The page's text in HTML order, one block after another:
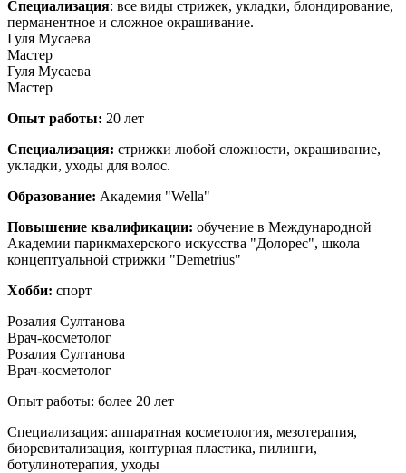
Специализация: все виды стрижек, укладки, блондирование,
перманентное и сложное окрашивание.
Гуля Мусаева
Мастер
Гуля Мусаева
Мастер
Опыт работы: 20 лет
Специализация: стрижки любой сложности, окрашивание,
укладки, уходы для волос.
Образование: Академия "Wella"
Повышение квалификации: обучение в Международной
Академии парикмахерского искусства "Долорес", школа
концептуальной стрижки "Demetrius"
Хобби: спорт
Розалия Султанова
Врач-косметолог
Розалия Султанова
Врач-косметолог
Опыт работы: более 20 лет
Специализация: аппаратная косметология, мезотерапия,
биоревитализация, контурная пластика, пилинги,
ботулинотерапия, уходы